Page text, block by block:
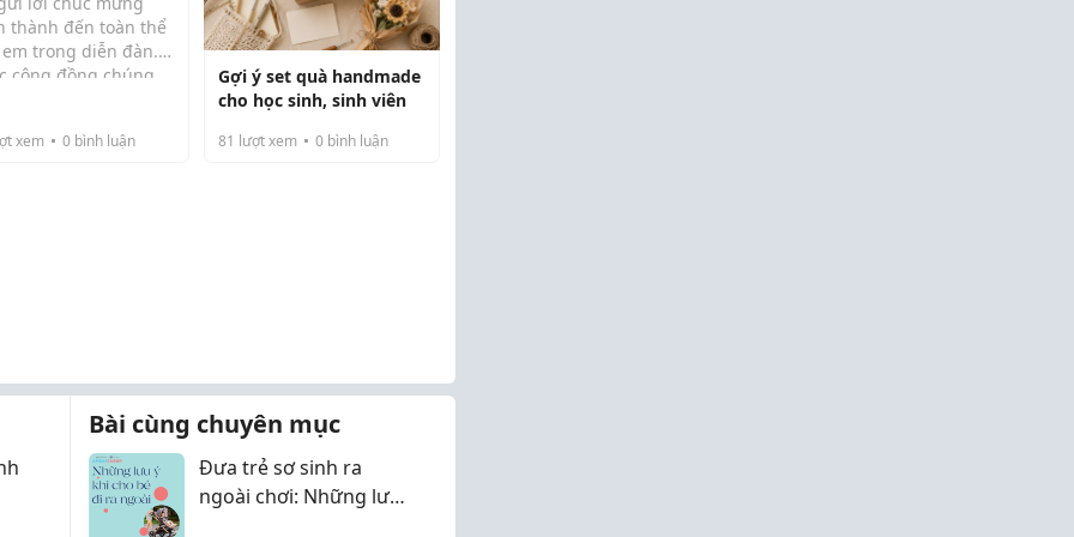
thành đến toàn thể
trong diễn đàn.
cộng đồng chúng
và hỗ trợ nhau
xem 0 bình luận
Gợi ý set quà handmade
cho học sinh, sinh viên
81 lượt xem 0bình luận
Bài cùng chuyên mục
Đưa trẻ sơ sinh ra
ngoài chơi: Những lưu